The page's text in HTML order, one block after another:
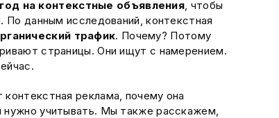
на контекстные объявления , чтобы
По данным исследований, контекстная
трафик. Почему? Потому
страницы. Они ищут с намерением.
реклама, почему она
учитывать. Мы также расскажем,